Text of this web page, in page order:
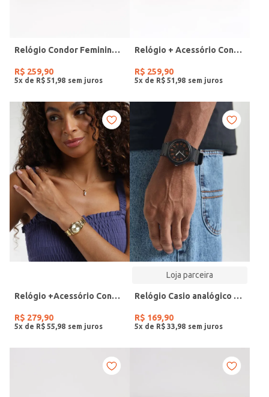
Relógio Condor Feminino DOURADO
R$ 259,90
5x de R$ 51 98
Relógio + Acessório Condor Feminino PRATA
R$ 259,90
5x de R$ 51 98
Relógio +Acessório Condor Feminino DOURADO
R$ 279,90
5x de R$ 55 98
Loja parceira
Relógio Casio analógico MW-240-4BVDF-SC
R$ 169,90
5x de R$ 33 98